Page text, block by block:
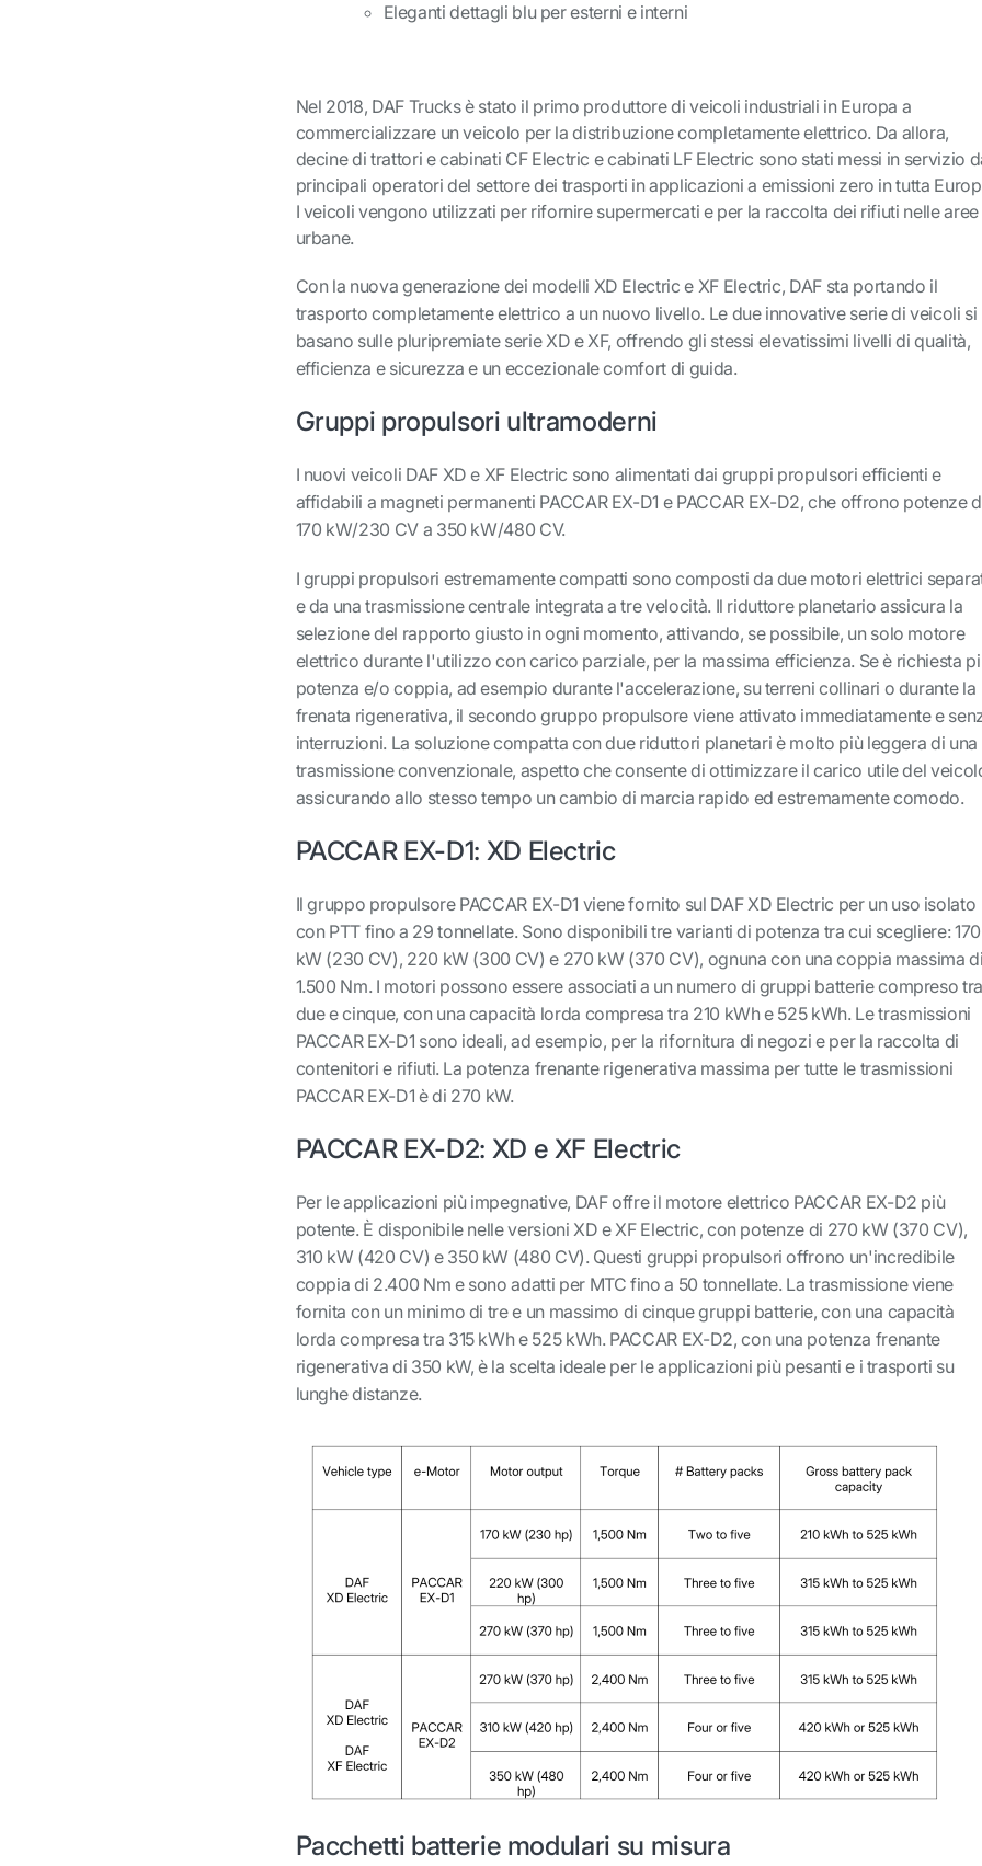
Eleganti dettagli blu per esterni e interni
Nel 2018, DAF Trucks è stato il primo produttore di veicoli industriali in Europa a
commercializzare un veicolo per la distribuzione completamente elettrico. Da allora,
decine di trattori e cabinati CF Electric e cabinati LF Electric sono stati messi in servizio
principali operatori del settore dei trasporti in applicazioni a emissioni zero in tutta
I veicoli vengono utilizzati per rifornire supermercati e per la raccolta dei rifiuti nelle aree
urbane.
Con la nuova generazione dei modelli XD Electric e XF Electric, DAF sta portando il
trasporto completamente elettrico a un nuovo livello. Le due innovative serie di veicoli si
basano sulle pluripremiate serie XD e XF, offrendo gli stessi elevatissimi livelli di qualità,
efficienza e sicurezza e un eccezionale comfort di guida.
Gruppi propulsori ultramoderni
I nuovi veicoli DAF XD e XF Electric sono alimentati dai gruppi propulsori efficienti e
affidabili a magneti permanenti PACCAR EX-D1 e PACCAR EX-D2, che offrono potenze
170 kW/230 CV a 350 kW/480 CV.
I gruppi propulsori estremamente compatti sono composti da due motori elettrici
e da una trasmissione centrale integrata a tre velocità. Il riduttore planetario assicura la
selezione del rapporto giusto in ogni momento, attivando, se possibile, un solo motore
elettrico durante l'utilizzo con carico parziale, per la massima efficienza. Se è richiesta
potenza e/o coppia, ad esempio durante l'accelerazione, su terreni collinari o durante la
frenata rigenerativa, il secondo gruppo propulsore viene attivato immediatamente e
interruzioni. La soluzione compatta con due riduttori planetari è molto più leggera di una
trasmissione convenzionale, aspetto che consente di ottimizzare il carico utile del
assicurando allo stesso tempo un cambio di marcia rapido ed estremamente comodo.
PACCAR EX-D1: XD Electric
Il gruppo propulsore PACCAR EX-D1 viene fornito sul DAF XD Electric per un uso isolato
con PTT fino a 29 tonnellate. Sono disponibili tre varianti di potenza tra cui scegliere: 170
kW (230 CV), 220 kW (300 CV) e 270 kW (370 CV), ognuna con una coppia massima
1.500 Nm. I motori possono essere associati a un numero di gruppi batterie compreso
due e cinque, con una capacità lorda compresa tra 210 kWh e 525 kWh. Le trasmissioni
PACCAR EX-D1 sono ideali, ad esempio, per la rifornitura di negozi e per la raccolta di
contenitori e rifiuti. La potenza frenante rigenerativa massima per tutte le trasmissioni
PACCAR EX-D1 è di 270 kW.
PACCAR EX-D2: XD e XF Electric
Per le applicazioni più impegnative, DAF offre il motore elettrico PACCAR EX-D2 più
potente. È disponibile nelle versioni XD e XF Electric, con potenze di 270 kW (370 CV),
310 kW (420 CV) e 350 kW (480 CV). Questi gruppi propulsori offrono un'incredibile
coppia di 2.400 Nm e sono adatti per MTC fino a 50 tonnellate. La trasmissione viene
fornita con un minimo di tre e un massimo di cinque gruppi batterie, con una capacità
lorda compresa tra 315 kWh e 525 kWh. PACCAR EX-D2, con una potenza frenante
rigenerativa di 350 kW, è la scelta ideale per le applicazioni più pesanti e i trasporti su
lunghe distanze.
Pacchetti batterie modulari su misura